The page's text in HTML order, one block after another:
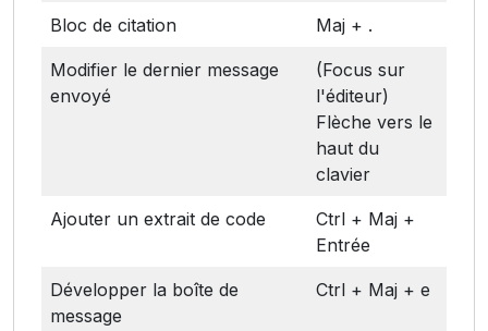
Bloc de citation Maj + .
Modifier le dernier message
envoyé
(Focus sur
l'éditeur)
Flèche vers le
haut du
clavier
Ajouter un extrait de code
Ctrl + Maj +
Entrée
Développer la boîte de
message
Ctrl + Maj + e